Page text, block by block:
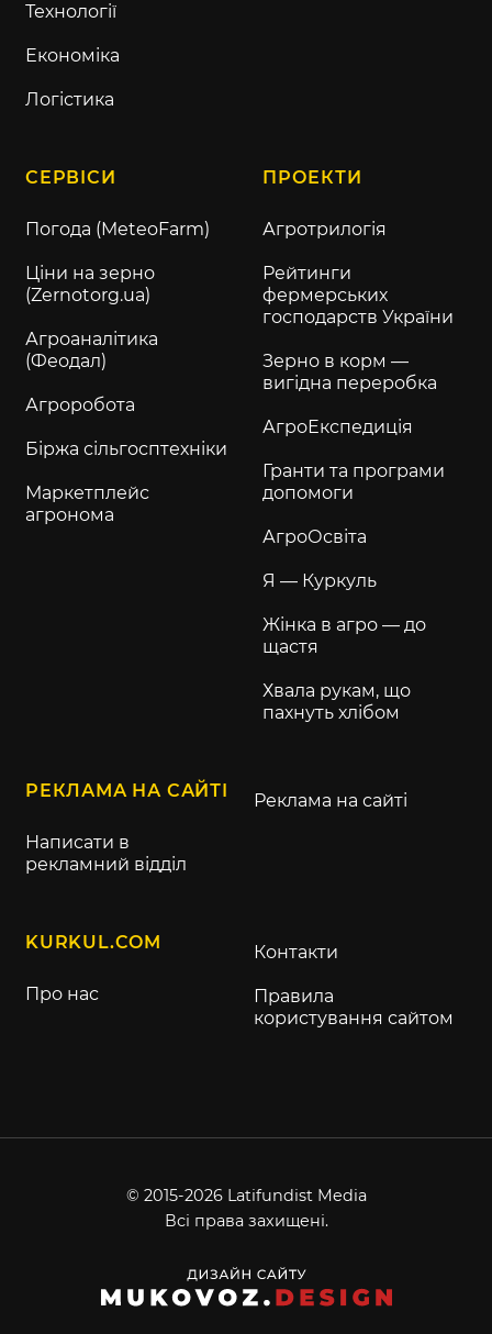
Технології
Економіка
Логістика
СЕРВІСИ
Погода (MeteoFarm)
Ціни на зерно
(Zernotorg.ua)
Агроаналітика
(Феодал)
Агроробота
Біржа сільгосптехніки
Маркетплейс
агронома
ПРОЕКТИ
Агротрилогія
Рейтинги
фермерських
господарств України
Зерно в корм —
вигідна переробка
АгроЕкспедиція
Гранти та програми
допомоги
АгроОсвіта
Я — Куркуль
Жінка в агро — до
щастя
Хвала рукам, що
пахнуть хлібом
РЕКЛАМА НА САЙТІ
Написати в
рекламний відділ
Реклама на сайті
KURKUL.COM
Про нас
Контакти
Правила
користування сайтом
© 2015-2026 Latifundist Media
Всі права захищені.